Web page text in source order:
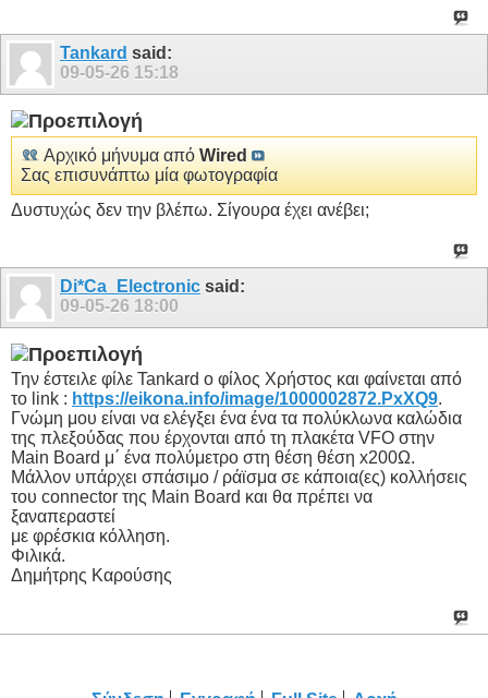
Tankard said:
09-05-26 15:18
Αρχικό μήνυμα από Wired
Σας επισυνάπτω μία φωτογραφία
Δυστυχώς δεν την βλέπω. Σίγουρα έχει ανέβει;
Di*Ca_Electronic said:
09-05-26 18:00
Την έστειλε φίλε Tankard ο φίλος Χρήστος και φαίνεται από
το link : https://eikona.info/image/1000002872.PxXQ9.
Γνώμη μου είναι να ελέγξει ένα ένα τα πολύκλωνα καλώδια
της πλεξούδας που έρχονται από τη πλακέτα VFO στην
Main Board μ΄ ένα πολύμετρο στη θέση θέση x200Ω.
Μάλλον υπάρχει σπάσιμο / ράϊσμα σε κάποια(ες) κολλήσεις
του connector της Main Board και θα πρέπει να
ξαναπεραστεί
με φρέσκια κόλληση.
Φιλικά.
Δημήτρης Καρούσης